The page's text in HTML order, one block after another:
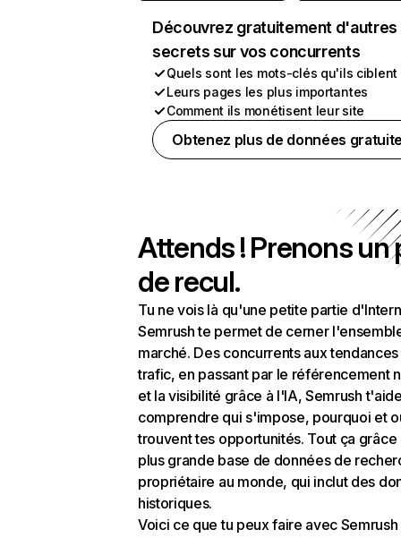
Découvrez gratuitement d'autres
secrets sur vos concurrents
Quels sont les mots-clés qu'ils ciblent
Leurs pages les plus importantes
Comment ils monétisent leur site
Obtenez plus de données
Attends ! Prenons un
de recul.
Tu ne vois là qu'une petite partie
Semrush te permet de cerner
marché. Des concurrents aux
trafic, en passant par le référencement
et la visibilité grâce à l'IA, Semrush
comprendre qui s'impose, pourquoi et
trouvent tes opportunités. Tout ça grâce
plus grande base de données de
propriétaire au monde, qui inclut des
historiques.
Voici ce que tu peux faire avec Semrush